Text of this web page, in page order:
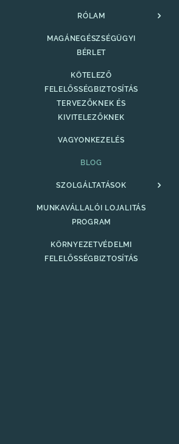
RÓLAM
MAGÁNEGÉSZSÉGÜGYI
BÉRLET
KÖTELEZŐ
FELELŐSSÉGBIZTOSÍTÁS
TERVEZŐKNEK ÉS
KIVITELEZŐKNEK
VAGYONKEZELÉS
BLOG
SZOLGÁLTATÁSOK
MUNKAVÁLLALÓI LOJALITÁS
PROGRAM
KÖRNYEZETVÉDELMI
FELELŐSSÉGBIZTOSÍTÁS